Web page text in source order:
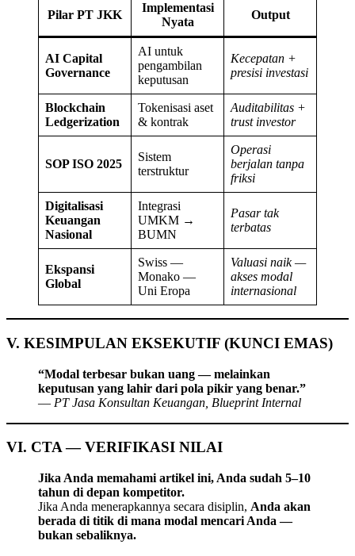
Pilar PT JKK
Implementasi
Nyata
Output
AI Capital
Governance
AI untuk
pengambilan
keputusan
Kecepatan +
presisi investasi
Blockchain
Ledgerization
Tokenisasi aset
& kontrak
Auditabilitas +
trust investor
SOP ISO 2025
Sistem
terstruktur
Operasi
berjalan tanpa
friksi
Digitalisasi
Keuangan
Nasional
Integrasi
UMKM →
BUMN
Pasar tak
terbatas
Ekspansi
Global
Swiss —
Monako —
Uni Eropa
Valuasi naik —
akses modal
internasional
V. KESIMPULAN EKSEKUTIF (KUNCI EMAS)
“Modal terbesar bukan uang — melainkan
keputusan yang lahir dari pola pikir yang benar.”
— PT Jasa Konsultan Keuangan, Blueprint Internal
VI. CTA — VERIFIKASI NILAI
Jika Anda memahami artikel ini, Anda sudah 5–10
tahun di depan kompetitor.
Jika Anda menerapkannya secara disiplin, Anda akan
berada di titik di mana modal mencari Anda —
bukan sebaliknya.